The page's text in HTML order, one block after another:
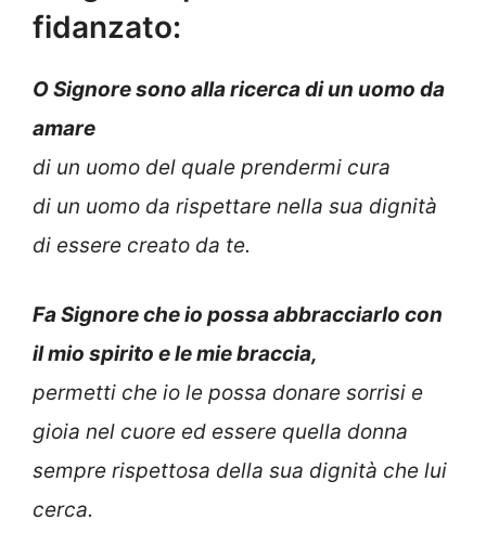
fidanzato:
O Signore sono alla ricerca di un uomo da
amare
di un uomo del quale prendermi cura
di un uomo da rispettare nella sua dignità
di essere creato da te.
Fa Signore che io possa abbracciarlo con
il mio spirito e le mie braccia,
permetti che io le possa donare sorrisi e
gioia nel cuore ed essere quella donna
sempre rispettosa della sua dignità che lui
cerca.